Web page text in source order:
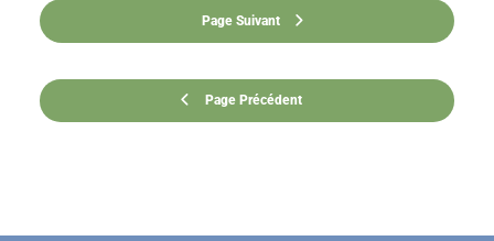
Page Précédent
Page Suivant